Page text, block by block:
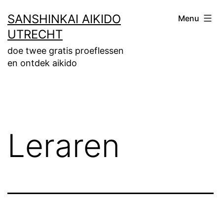
naar
de
inhoud
SANSHINKAI AIKIDO
UTRECHT
doe twee gratis proeflessen
en ontdek aikido
Menu
Leraren